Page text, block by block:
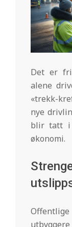
Det er
alene
«trekk-
nye
blir tatt i
økonomi.